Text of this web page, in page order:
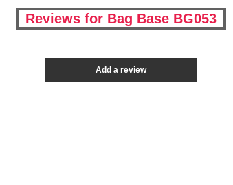
Reviews for Bag Base BG053
Add a review